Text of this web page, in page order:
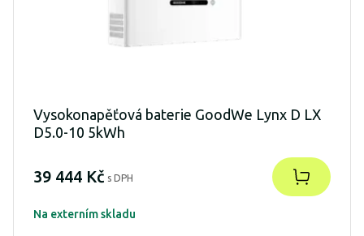
Vysokonapěťová baterie GoodWe Lynx D LX
D5.0-10 5kWh
39 444 Kč s DPH
Na externím skladu